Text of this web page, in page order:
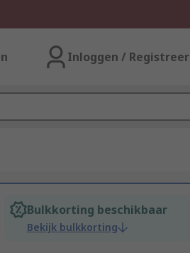
Inloggen / Registreer
Bulkkorting beschikbaar
Bekijk bulkkorting